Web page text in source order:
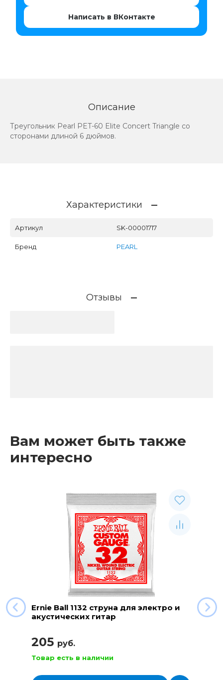
Написать в ВКонтакте
Описание
Треугольник Pearl PET-60 Elite Concert Triangle со
сторонами длиной 6 дюймов.
Характеристики
Артикул SK-00001717
Бренд PEARL
Отзывы
Вам может быть также
интересно
Ernie Ball 1132 струна для электро и
акустических гитар
205 руб.
Товар есть в наличии